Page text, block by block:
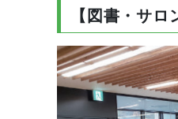
【図書・サ